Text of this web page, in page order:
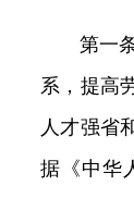
第一
系，提高
人才强省
据《中华